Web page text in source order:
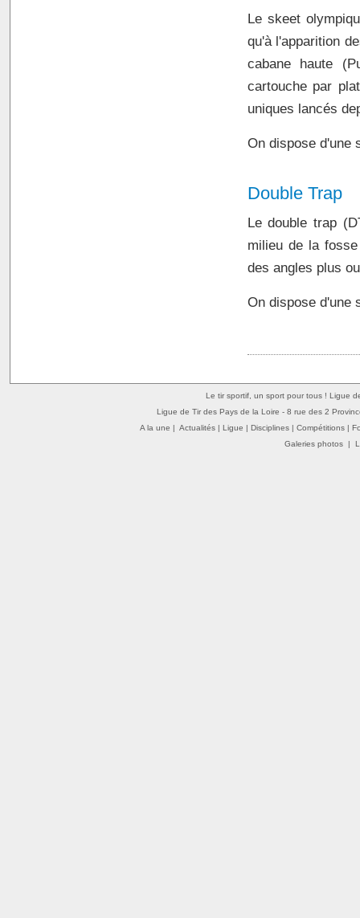
Le skeet
qu'à l'apparition
cabane haute
cartouche par
uniques lancés
On dispose d'une
Double Trap
Le double trap
milieu de la
des angles plus
On dispose d'une
Le tir sportif, un sport pour tous ! Ligue
Ligue de Tir des Pays de la Loire - 8 rue des 2
A la une | Actualités | Ligue | Disciplines | Compétitions |
Galeries photos|